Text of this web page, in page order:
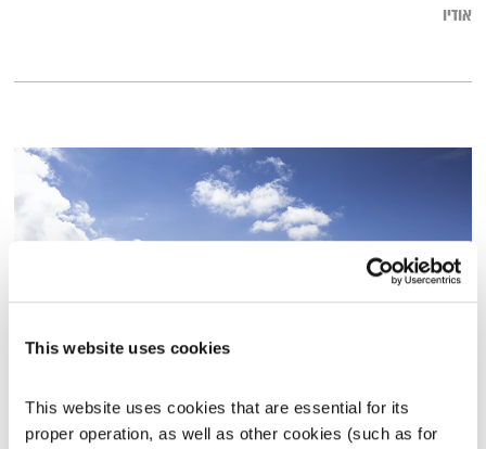
This website uses cookies
This website uses cookies that are essential for its
proper operation, as well as other cookies (such as for
אודיו
קול קורא
תום לב-אריוירדן להבי